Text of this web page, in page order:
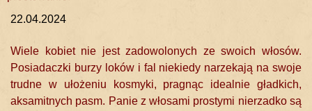
22.04.2024
Wiele kobiet nie jest zadowolonych ze swoich włosów.
Posiadaczki burzy loków i fal niekiedy narzekają na swoje
trudne w ułożeniu kosmyki, pragnąc idealnie gładkich,
aksamitnych pasm. Panie z włosami prostymi nierzadko są